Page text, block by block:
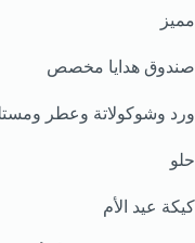
مميز
صندوق هدايا مخصص
ورد وشوكولاتة وعطر
حلو
كيكة عيد الأم